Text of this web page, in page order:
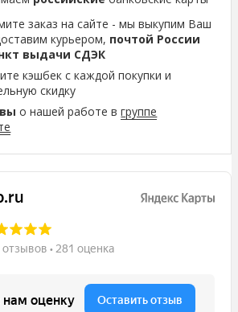
заказ на сайте - мы выкупим Ваш
курьером, почтой России
выдачи СДЭК
кэшбек с каждой покупки и
скидку
о нашей работе вгруппе